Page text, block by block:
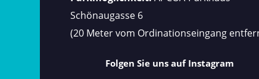
Schönaugasse 6
(20 Meter vom Ordinationseingang
Folgen Sie uns auf Instagram